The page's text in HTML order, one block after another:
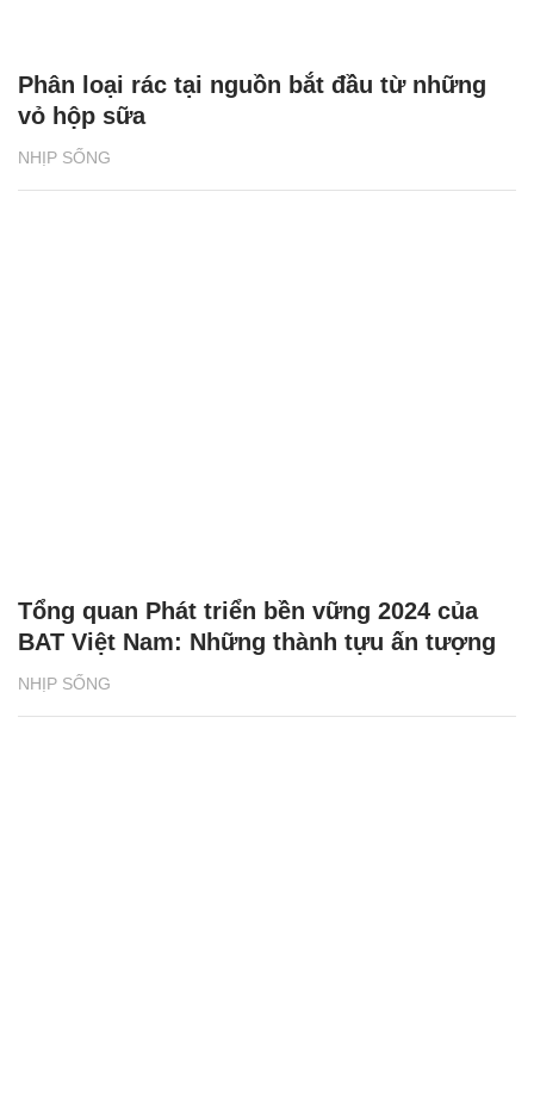
NHỊP SỐNG
Phân loại rác tại nguồn bắt đầu từ những
vỏ hộp sữa
NHỊP SỐNG
Tổng quan Phát triển bền vững 2024 của
BAT Việt Nam: Những thành tựu ấn tượng